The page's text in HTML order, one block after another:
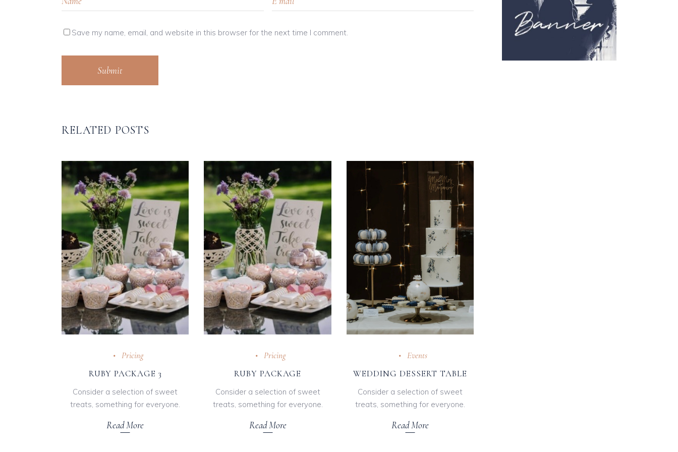
Save my name, email, and website in this browser for the next time I comment.
Submit
RELATED POSTS
Pricing
RUBY PACKAGE 3
Consider a selection of sweet
treats, something for everyone.
Read More
Pricing
RUBY PACKAGE
Consider a selection of sweet
treats, something for everyone.
Read More
Events
WEDDING DESSERT TABLE
Consider a selection of sweet
treats, something for everyone.
Read More